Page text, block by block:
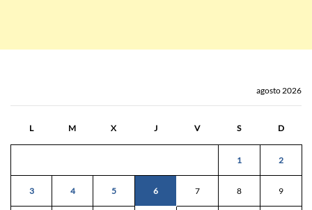
agosto 2026
L M X J V S D
1 2
3 4 5 6 7 8 9